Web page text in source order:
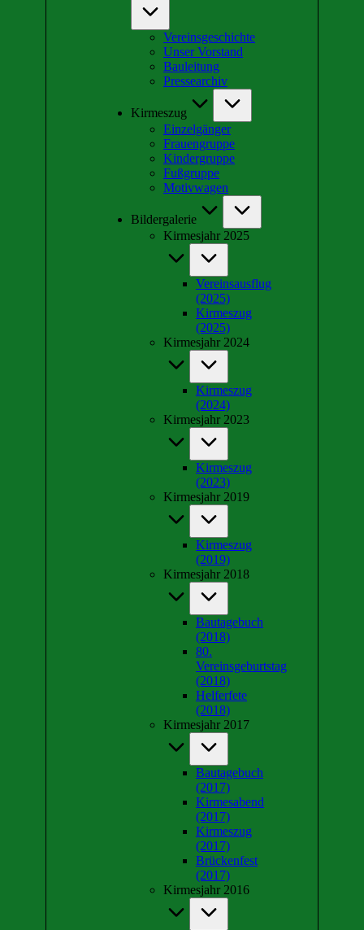
Vereinsgeschichte
Unser Vorstand
Bauleitung
Pressearchiv
Kirmeszug
Einzelgänger
Frauengruppe
Kindergruppe
Fußgruppe
Motivwagen
Bildergalerie
Kirmesjahr 2025
Vereinsausflug
(2025)
Kirmeszug
(2025)
Kirmesjahr 2024
Kirmeszug
(2024)
Kirmesjahr 2023
Kirmeszug
(2023)
Kirmesjahr 2019
Kirmeszug
(2019)
Kirmesjahr 2018
Bautagebuch
(2018)
80.
Vereinsgeburtstag
(2018)
Helferfete
(2018)
Kirmesjahr 2017
Bautagebuch
(2017)
Kirmesabend
(2017)
Kirmeszug
(2017)
Brückenfest
(2017)
Kirmesjahr 2016